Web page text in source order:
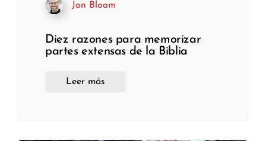
Jon Bloom
Diez razones para memorizar
partes extensas de la Biblia
Leer más